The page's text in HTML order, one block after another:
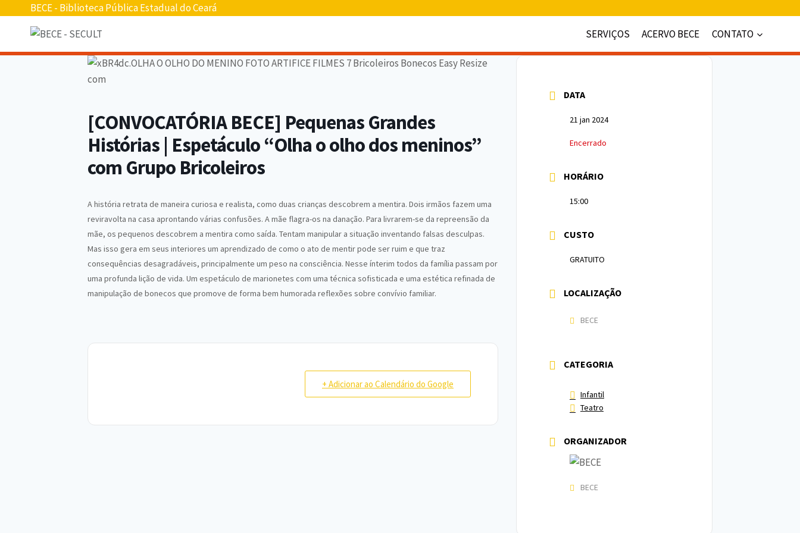
conteúdo
BECE - Biblioteca Pública Estadual do Ceará
SERVIÇOS
ACERVO BECE CONTATO
[CONVOCATÓRIA BECE] Pequenas Grandes
Histórias | Espetáculo “Olha o olho dos meninos”
com Grupo Bricoleiros
A história retrata de maneira curiosa e realista, como duas crianças descobrem a mentira. Dois irmãos fazem uma
reviravolta na casa aprontando várias confusões. A mãe flagra-os na danação. Para livrarem-se da repreensão da
mãe, os pequenos descobrem a mentira como saída. Tentam manipular a situação inventando falsas desculpas.
Mas isso gera em seus interiores um aprendizado de como o ato de mentir pode ser ruim e que traz
consequências desagradáveis, principalmente um peso na consciência. Nesse ínterim todos da família passam por
uma profunda lição de vida. Um espetáculo de marionetes com uma técnica sofisticada e uma estética refinada de
manipulação de bonecos que promove de forma bem humorada reflexões sobre convívio familiar.
+ Adicionar ao Calendário do Google
DATA
21 jan 2024
Encerrado
HORÁRIO
15:00
CUSTO
GRATUITO
LOCALIZAÇÃO
BECE
CATEGORIA
Infantil
Teatro
ORGANIZADOR
BECE